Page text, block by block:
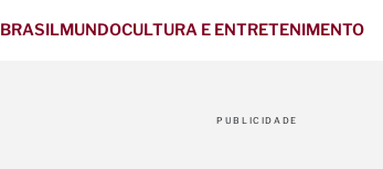
BRASILMUNDOCULTURA E ENTRETENIMENTO
PUBLICIDADE